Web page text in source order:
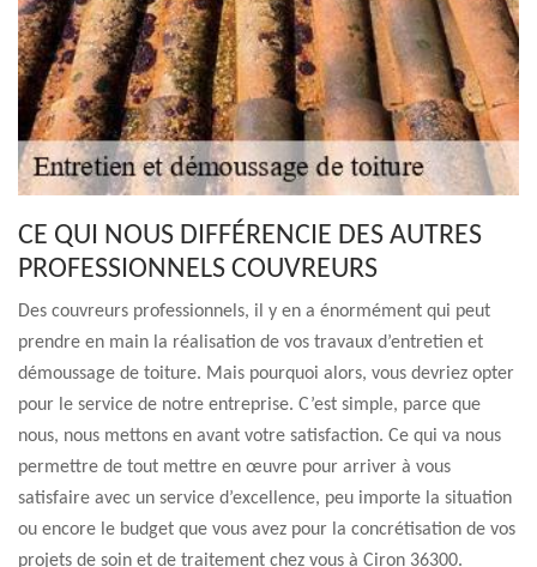
CE QUI NOUS DIFFÉRENCIE DES AUTRES
PROFESSIONNELS COUVREURS
Des couvreurs professionnels, il y en a énormément qui peut
prendre en main la réalisation de vos travaux d’entretien et
démoussage de toiture. Mais pourquoi alors, vous devriez opter
pour le service de notre entreprise. C’est simple, parce que
nous, nous mettons en avant votre satisfaction. Ce qui va nous
permettre de tout mettre en œuvre pour arriver à vous
satisfaire avec un service d’excellence, peu importe la situation
ou encore le budget que vous avez pour la concrétisation de vos
projets de soin et de traitement chez vous à Ciron 36300.